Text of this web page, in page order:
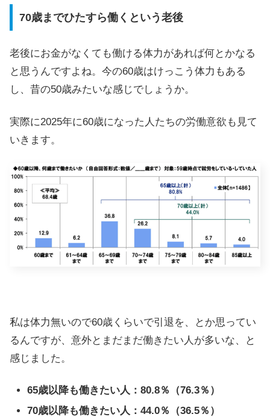
70歳までひたすら働くという老後
老後にお金がなくても働ける体力があれば何とかなる
と思うんですよね。今の60歳はけっこう体力もある
し、昔の50歳みたいな感じでしょうか。
実際に2025年に60歳になった人たちの労働意欲も見て
いきます。
私は体力無いので60歳くらいで引退を、とか思ってい
るんですが、意外とまだまだ働きたい人が多いな、と
感じました。
65歳以降も働きたい人：80.8％（76.3％）
70歳以降も働きたい人：44.0％（36.5％）